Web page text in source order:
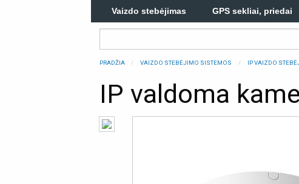
Vaizdo stebėjimas GPS sekliai, priedai
PRADŽIA VAIZDO STEBĖJIMO SISTEMOS IP VAIZDO
IP valdoma